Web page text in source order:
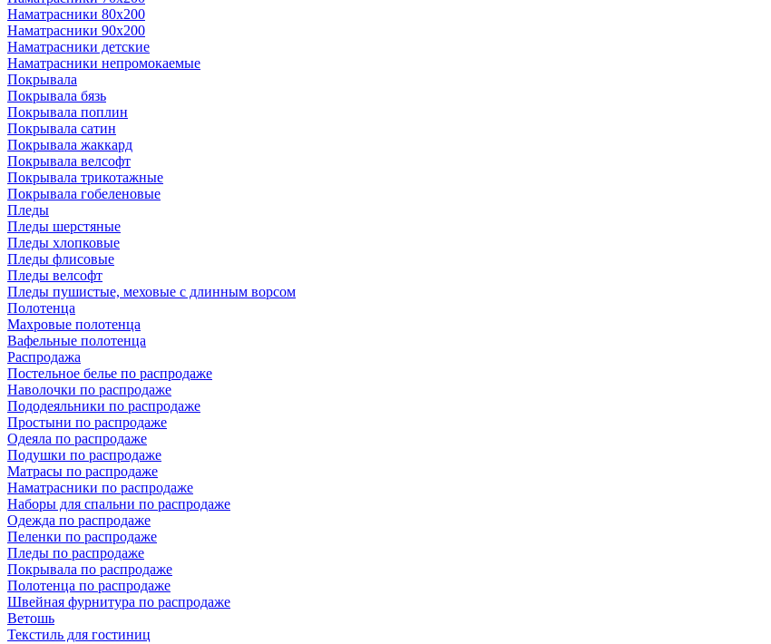
Наматрасники 80х200
Наматрасники 90х200
Наматрасники детские
Наматрасники непромокаемые
Покрывала
Покрывала бязь
Покрывала поплин
Покрывала сатин
Покрывала жаккард
Покрывала велсофт
Покрывала трикотажные
Покрывала гобеленовые
Пледы
Пледы шерстяные
Пледы хлопковые
Пледы флисовые
Пледы велсофт
Пледы пушистые, меховые с длинным ворсом
Полотенца
Махровые полотенца
Вафельные полотенца
Распродажа
Постельное белье по распродаже
Наволочки по распродаже
Пододеяльники по распродаже
Простыни по распродаже
Одеяла по распродаже
Подушки по распродаже
Матрасы по распродаже
Наматрасники по распродаже
Наборы для спальни по распродаже
Одежда по распродаже
Пеленки по распродаже
Пледы по распродаже
Покрывала по распродаже
Полотенца по распродаже
Швейная фурнитура по распродаже
Ветошь
Текстиль для гостиниц